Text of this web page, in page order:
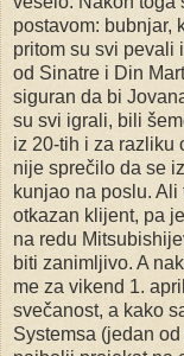
postavom: bubnjar,
pritom su svi pevali
od Sinatre i Din
siguran da bi
su svi igrali, bili
iz 20-tih i za razliku
nije sprečilo da se
kunjao na poslu.
otkazan klijent, pa
na redu
biti zanimljivo. A
me za vikend 1.
svečanost, a kako
Systemsa (jedan